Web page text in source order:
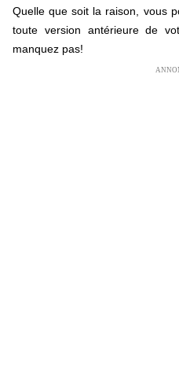
Quelle que soit la raison, vous
toute version antérieure de
manquez pas!